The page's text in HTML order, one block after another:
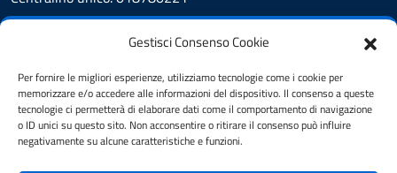
Gestisci Consenso Cookie
Per fornire le migliori esperienze, utilizziamo tecnologie come i cookie per
memorizzare e/o accedere alle informazioni del dispositivo. Il consenso a queste
tecnologie ci permetterà di elaborare dati come il comportamento di navigazione
o ID unici su questo sito. Non acconsentire o ritirare il consenso può influire
negativamente su alcune caratteristiche e funzioni.
Prenotazione appuntamento
Segnalazione disservizio
Whistleblowing
Amministrazione Trasparente
Albo Pretorio